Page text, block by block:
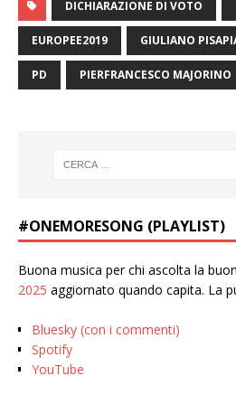
DICHIARAZIONE DI VOTO
EUROPEE2019 GIULIANO
PD PIERFRANCESCO MAJORINO
#ONEMORESONG (PLAYLIST)
Buona musica per chi ascolta la
2025 aggiornato quando capita. La
Bluesky (con i commenti)
Spotify
YouTube